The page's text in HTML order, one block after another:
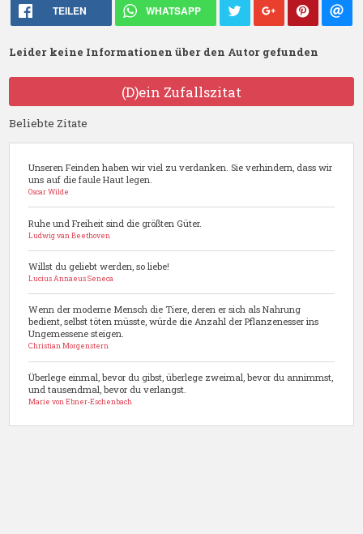
TEILEN WHATSAPP
Leider keine Informationen über den Autor gefunden
(D)ein Zufallszitat
Beliebte Zitate
Unseren Feinden haben wir viel zu verdanken. Sie verhindern, dass wir
uns auf die faule Haut legen.
Oscar Wilde
Ruhe und Freiheit sind die größten Güter.
Ludwig van Beethoven
Willst du geliebt werden, so liebe!
Lucius Annaeus Seneca
Wenn der moderne Mensch die Tiere, deren er sich als Nahrung
bedient, selbst töten müsste, würde die Anzahl der Pflanzenesser ins
Ungemessene steigen.
Christian Morgenstern
Überlege einmal, bevor du gibst, überlege zweimal, bevor du annimmst,
und tausendmal, bevor du verlangst.
Marie von Ebner-Eschenbach